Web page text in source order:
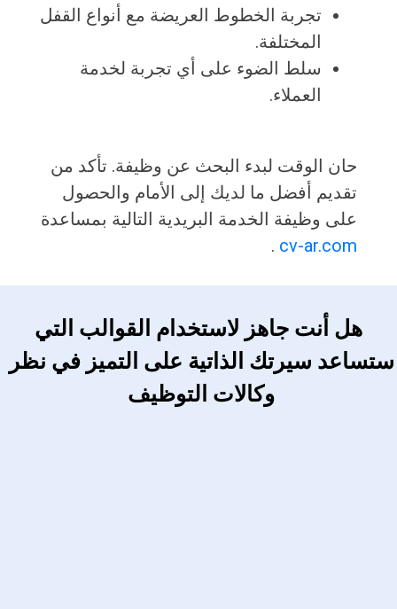
تجربة الخطوط العريضة مع أنواع القفل
المختلفة.
سلط الضوء على أي تجربة لخدمة
العملاء.
حان الوقت لبدء البحث عن وظيفة. تأكد من
تقديم أفضل ما لديك إلى الأمام والحصول
على وظيفة الخدمة البريدية التالية بمساعدة
cv-ar.com
.
هل أنت جاهز لاستخدام القوالب التي
ستساعد سيرتك الذاتية على التميز في نظر
وكالات التوظيف